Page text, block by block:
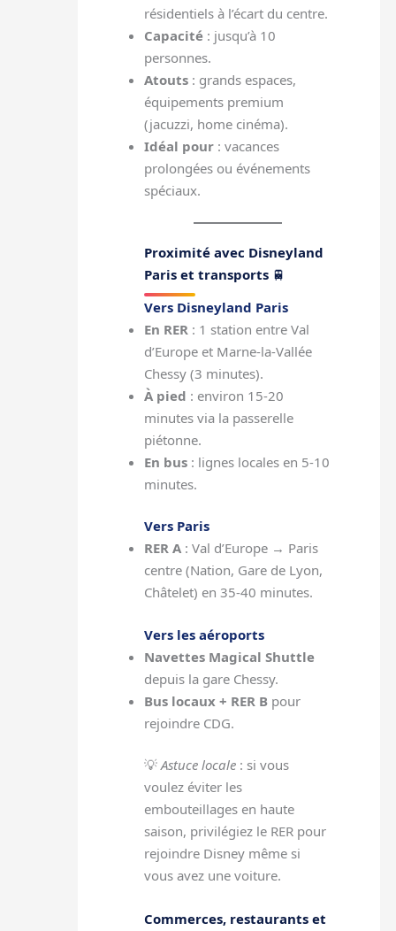
résidentiels à l’écart du centre.
Capacité : jusqu’à 10
personnes.
Atouts : grands espaces,
équipements premium
(jacuzzi, home cinéma).
Idéal pour : vacances
prolongées ou événements
spéciaux.
Proximité avec Disneyland
Paris et transports 🚆
Vers Disneyland Paris
En RER : 1 station entre Val
d’Europe et Marne-la-Vallée
Chessy (3 minutes).
À pied : environ 15-20
minutes via la passerelle
piétonne.
En bus : lignes locales en 5-10
minutes.
Vers Paris
RER A : Val d’Europe → Paris
centre (Nation, Gare de Lyon,
Châtelet) en 35-40 minutes.
Vers les aéroports
Navettes Magical Shuttle
depuis la gare Chessy.
Bus locaux + RER B pour
rejoindre CDG.
💡Astuce locale : si vous
voulez éviter les
embouteillages en haute
saison, privilégiez le RER pour
rejoindre Disney même si
vous avez une voiture.
Commerces, restaurants et